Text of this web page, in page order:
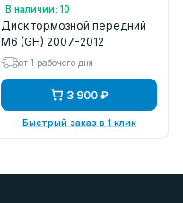
В наличии: 10
Арт.: SD4417
Диск тормозной передний
M6 (GH) 2007-2012
от 1 рабочего дня
3 900 ₽
Быстрый заказ в 1 клик